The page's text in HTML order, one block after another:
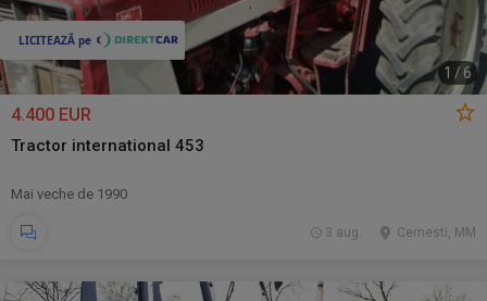
1 / 6
4.400 EUR
Tractor international 453
Mai veche de 1990
Cernesti, MM
3 aug.